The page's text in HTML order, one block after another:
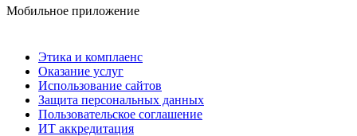
Мобильное приложение
Этика и комплаенс
Оказание услуг
Использование сайтов
Защита персональных данных
Пользовательское соглашение
ИТ аккредитация